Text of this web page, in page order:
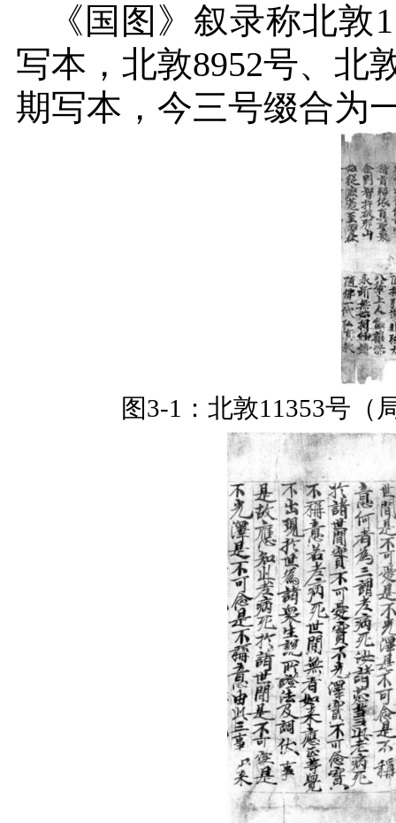
《国图》叙录称北敦
写本，北敦8952号、北
期写本，今三号缀合为
图3-1 ：北敦11353号（